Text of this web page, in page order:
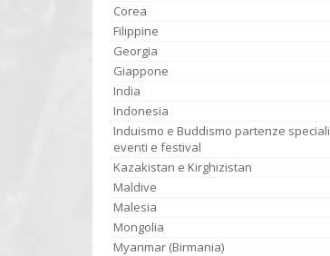
Corea
Filippine
Georgia
Giappone
India
Indonesia
Induismo e Buddismo partenze speciali
eventi e festival
Kazakistan e Kirghizistan
Maldive
Malesia
Mongolia
Myanmar (Birmania)